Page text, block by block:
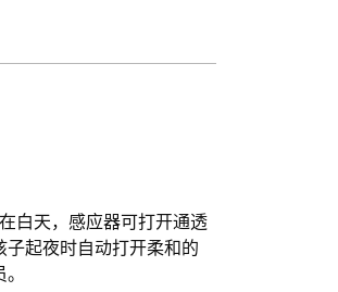
白天，感应器可打开通透
起夜时自动打开柔和的